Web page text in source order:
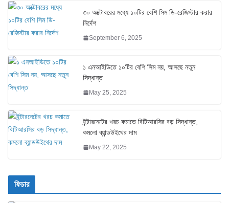
৩০ অক্টোবরের মধ্যে ১০টির বেশি সিম ডি-রেজিস্টার করার
নির্দেশ
September 6, 2025
১ এনআইডিতে ১০টির বেশি সিম নয়, আসছে নতুন
সিদ্ধান্ত
May 25, 2025
ইন্টারনেটের খরচ কমাতে বিটিআরসির বড় সিদ্ধান্ত,
কমলো ব্যান্ডউইথের দাম
May 22, 2025
ফিচার